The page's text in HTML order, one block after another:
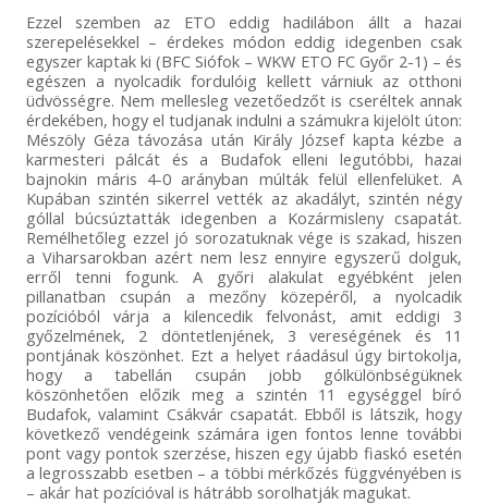
Ezzel szemben az ETO eddig hadilábon állt a hazai
szerepelésekkel – érdekes módon eddig idegenben csak
egyszer kaptak ki (BFC Siófok – WKW ETO FC Győr 2-1) – és
egészen a nyolcadik fordulóig kellett várniuk az otthoni
üdvösségre. Nem mellesleg vezetőedzőt is cseréltek annak
érdekében, hogy el tudjanak indulni a számukra kijelölt úton:
Mészöly Géza távozása után Király József kapta kézbe a
karmesteri pálcát és a Budafok elleni legutóbbi, hazai
bajnokin máris 4-0 arányban múlták felül ellenfelüket. A
Kupában szintén sikerrel vették az akadályt, szintén négy
góllal búcsúztatták idegenben a Kozármisleny csapatát.
Remélhetőleg ezzel jó sorozatuknak vége is szakad, hiszen
a Viharsarokban azért nem lesz ennyire egyszerű dolguk,
erről tenni fogunk. A győri alakulat egyébként jelen
pillanatban csupán a mezőny közepéről, a nyolcadik
pozícióból várja a kilencedik felvonást, amit eddigi 3
győzelmének, 2 döntetlenjének, 3 vereségének és 11
pontjának köszönhet. Ezt a helyet ráadásul úgy birtokolja,
hogy a tabellán csupán jobb gólkülönbségüknek
köszönhetően előzik meg a szintén 11 egységgel bíró
Budafok, valamint Csákvár csapatát. Ebből is látszik, hogy
következő vendégeink számára igen fontos lenne további
pont vagy pontok szerzése, hiszen egy újabb fiaskó esetén
a legrosszabb esetben – a többi mérkőzés függvényében is
– akár hat pozícióval is hátrább sorolhatják magukat.